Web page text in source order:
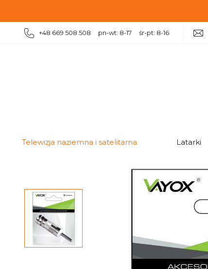
+48 669 508 508 pn-wt: 8-17 śr-pt: 8-16
Telewizja naziemna i satelitarna Latarki